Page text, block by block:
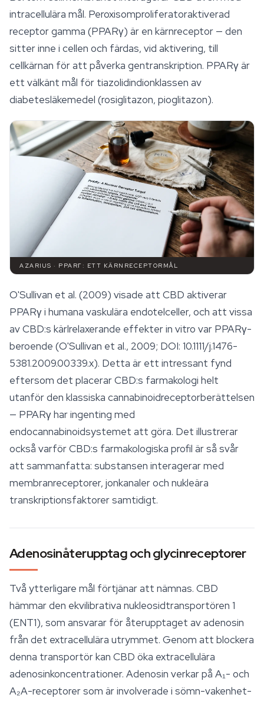
intracellulära mål. Peroxisomproliferatoraktiverad
receptor gamma (PPARγ) är en kärnreceptor — den
sitter inne i cellen och färdas, vid aktivering, till
cellkärnan för att påverka gentranskription. PPARγ är
ett välkänt mål för tiazolidindionklassen av
diabetesläkemedel (rosiglitazon, pioglitazon).
AZARIUS · PPARΓ: ETT KÄRNRECEPTORMÅL
O'Sullivan et al. (2009) visade att CBD aktiverar
PPARγ i humana vaskulära endotelceller, och att vissa
av CBD:s kärlrelaxerande effekter in vitro var PPARγ-
beroende (O'Sullivan et al., 2009; DOI: 10.1111/j.1476-
5381.2009.00339.x). Detta är ett intressant fynd
eftersom det placerar CBD:s farmakologi helt
utanför den klassiska cannabinoidreceptorberättelsen
— PPARγ har ingenting med
endocannabinoidsystemet att göra. Det illustrerar
också varför CBD:s farmakologiska profil är så svår
att sammanfatta: substansen interagerar med
membranreceptorer, jonkanaler och nukleära
transkriptionsfaktorer samtidigt.
Adenosinåterupptag och glycinreceptorer
Två ytterligare mål förtjänar att nämnas. CBD
hämmar den ekvilibrativa nukleosidtransportören 1
(ENT1), som ansvarar för återupptaget av adenosin
från det extracellulära utrymmet. Genom att blockera
denna transportör kan CBD öka extracellulära
adenosinkoncentrationer. Adenosin verkar på A₁- och
A₂A-receptorer som är involverade i sömn-vakenhet-